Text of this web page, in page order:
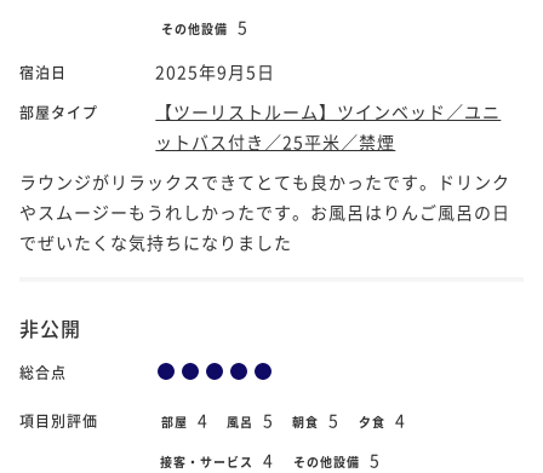
その他設備 5
宿泊日 2025年9月5日
部屋タイプ
【ツーリストルーム】ツインベッド／ユニ
ットバス付き／25平米／禁煙
ラウンジがリラックスできてとても良かったです。ドリンク
やスムージーもうれしかったです。お風呂はりんご風呂の日
でぜいたくな気持ちになりました
非公開
総合点
項目別評価 部屋 4 風呂 5 朝食 5 夕食 4
接客・サービス 4 その他設備 5